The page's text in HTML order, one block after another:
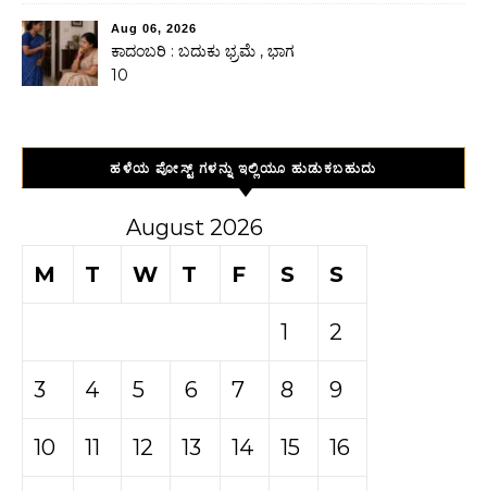
Aug 06, 2026
ಕಾದಂಬರಿ : ಬದುಕು ಭ್ರಮೆ , ಭಾಗ
10
ಹಳೆಯ ಪೋಸ್ಟ್ ಗಳನ್ನು ಇಲ್ಲಿಯೂ ಹುಡುಕಬಹುದು
August 2026
M
T W T F S S
1 2
3 4 5 6 7 8 9
10 11 12 13 14 15 16